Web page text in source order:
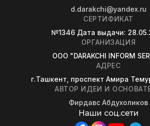
d.darakchi@yandex.ru
СЕРТИФИКАТ
№1346 Дата выдачи:
ОРГАНИЗАЦИЯ
OOO "DARAKCHI INFORM
АДРЕС
г.Ташкент, проспект Амира
АВТОР ИДЕИ И
Фирдавс Абдухоликов
Наши соц.сети